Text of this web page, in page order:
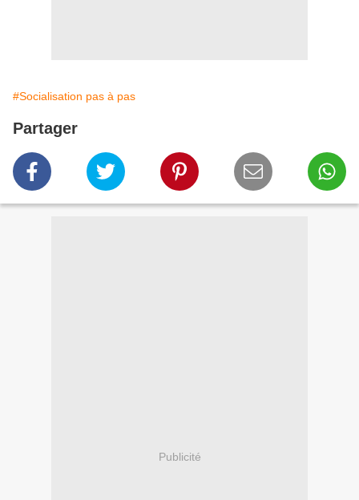
#Socialisation pas à pas
Partager
Publicité